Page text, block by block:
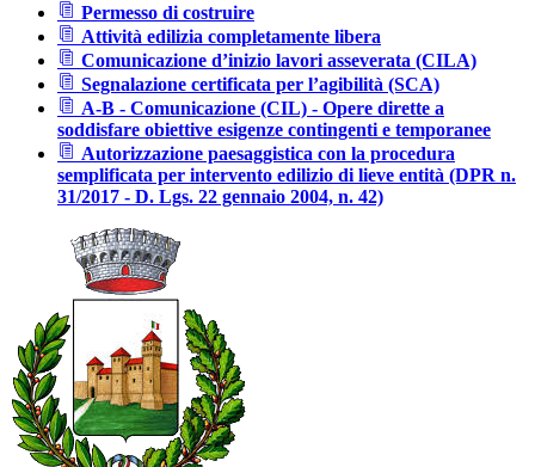
Permesso di costruire
Attività edilizia completamente libera
Comunicazione d’inizio lavori asseverata (CILA)
Segnalazione certificata per l’agibilità (SCA)
A-B - Comunicazione (CIL) - Opere dirette a
soddisfare obiettive esigenze contingenti e temporanee
Autorizzazione paesaggistica con la procedura
semplificata per intervento edilizio di lieve entità (DPR n.
31/2017 - D. Lgs. 22 gennaio 2004, n. 42)